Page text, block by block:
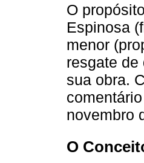
O
Espinosa
menor
resgate
sua obra.
novembro
O